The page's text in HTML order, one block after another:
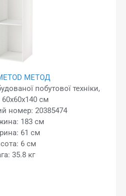
МЕТОД
побутової техніки,
60x60x140 см
номер: 20385474
183 см
61 см
6 см
35.8 кг